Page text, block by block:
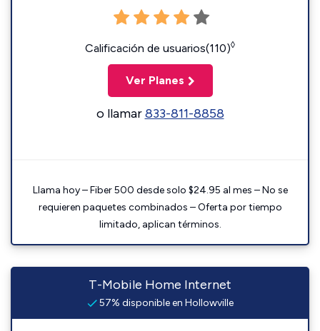
Calificación de usuarios(110)◊
Ver Planes
o llamar833-811-8858
Llama hoy – Fiber 500 desde solo $24.95 al mes – No se
requieren paquetes combinados – Oferta por tiempo
limitado, aplican términos.
T-Mobile Home Internet
57% disponible en Hollowville